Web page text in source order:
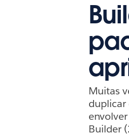
Muitas
duplicar
Builder